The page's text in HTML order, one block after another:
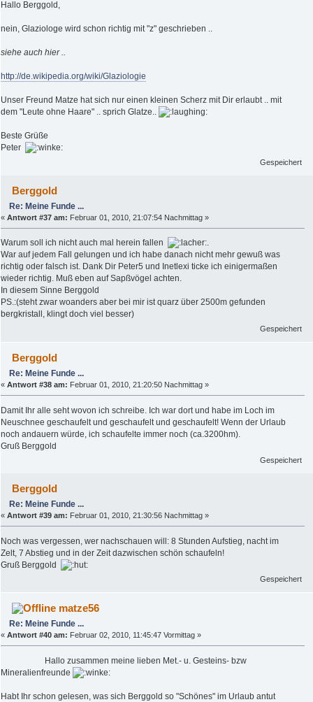
Hallo Berggold,
nein, Glaziologe wird schon richtig mit "z" geschrieben ..
siehe auch hier ..
http://de.wikipedia.org/wiki/Glaziologie
Unser Freund Matze hat sich nur einen kleinen Scherz mit Dir erlaubt .. mit
dem "Leute ohne Haare" .. sprich Glatze..
Beste Grüße
Peter
Gespeichert
Berggold
Re: Meine Funde ...
« Antwort #37 am: Februar 01, 2010, 21:07:54 Nachmittag »
Warum soll ich nicht auch mal herein fallen
.
War auf jedem Fall gelungen und ich habe danach nicht mehr gewuß was
richtig oder falsch ist. Dank Dir Peter5 und Inetlexi ticke ich einigermaßen
wieder richtig. Muß eben auf Sapßvögel achten.
In diesem Sinne Berggold
PS.:(steht zwar woanders aber bei mir ist quarz über 2500m gefunden
bergkristall, klingt doch viel besser)
Gespeichert
Berggold
Re: Meine Funde ...
« Antwort #38 am: Februar 01, 2010, 21:20:50 Nachmittag »
Damit Ihr alle seht wovon ich schreibe. Ich war dort und habe im Loch im
Neuschnee geschaufelt und geschaufelt und geschaufelt! Wenn der Urlaub
noch andauern würde, ich schaufelte immer noch (ca.3200hm).
Gruß Berggold
Gespeichert
Berggold
Re: Meine Funde ...
« Antwort #39 am: Februar 01, 2010, 21:30:56 Nachmittag »
Noch was vergessen, wer nachschauen will: 8 Stunden Aufstieg, nacht im
Zelt, 7 Abstieg und in der Zeit dazwischen schön schaufeln!
Gruß Berggold
Gespeichert
matze56
Re: Meine Funde ...
« Antwort #40 am: Februar 02, 2010, 11:45:47 Vormittag »
Hallo zusammen meine lieben Met.- u. Gesteins- bzw
Mineralienfreunde
Habt Ihr schon gelesen, was sich Berggold so "Schönes" im Urlaub antut